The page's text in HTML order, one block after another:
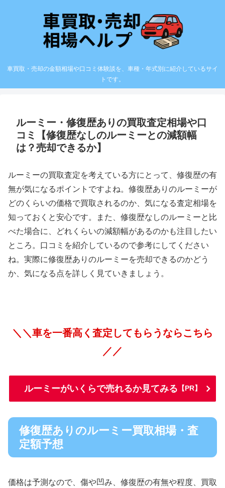
車買取・売却の金額相場や口コミ体験談を、車種・年式別に紹介しているサイ
トです。
ルーミー・修復歴ありの買取査定相場や口
コミ【修復歴なしのルーミーとの減額幅
は？売却できるか】
ルーミーの買取査定を考えている方にとって、修復歴の有
無が気になるポイントですよね。修復歴ありのルーミーが
どのくらいの価格で買取されるのか、気になる査定相場を
知っておくと安心です。また、修復歴なしのルーミーと比
べた場合に、どれくらいの減額幅があるのかも注目したい
ところ。口コミを紹介しているので参考にしてください
ね。実際に修復歴ありのルーミーを売却できるのかどう
か、気になる点を詳しく見ていきましょう。
＼＼車を一番高く査定してもらうならこちら
／／
ルーミーがいくらで売れるか見てみる 【PR】
修復歴ありのルーミー買取相場・査
定額予想
価格は予測なので、傷や凹み、修復歴の有無や程度、買取